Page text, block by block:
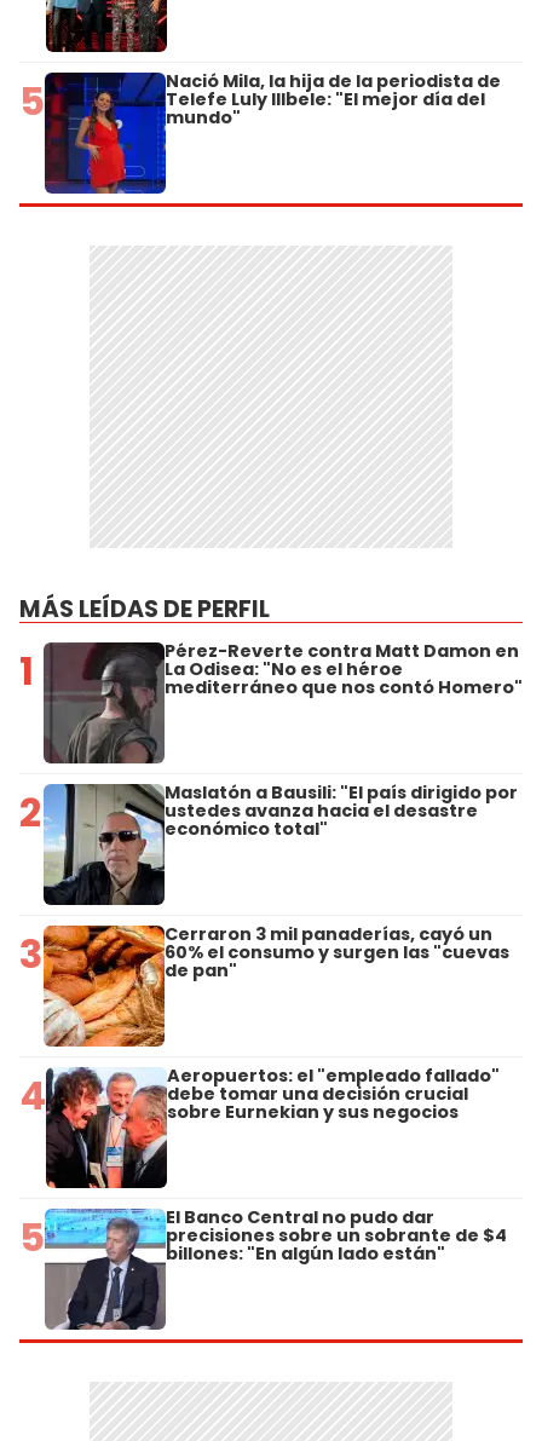
5 Nació Mila, la hija de la periodista de
Telefe Luly Illbele: "El mejor día del
mundo"
MÁS LEÍDAS DE PERFIL
1 Pérez-Reverte contra Matt Damon en
La Odisea: "No es el héroe
mediterráneo que nos contó Homero"
2 Maslatón a Bausili: "El país dirigido por
ustedes avanza hacia el desastre
económico total"
3 Cerraron 3 mil panaderías, cayó un
60% el consumo y surgen las "cuevas
de pan"
4 Aeropuertos: el "empleado fallado"
debe tomar una decisión crucial
sobre Eurnekian y sus negocios
5 El Banco Central no pudo dar
precisiones sobre un sobrante de $4
billones: "En algún lado están"